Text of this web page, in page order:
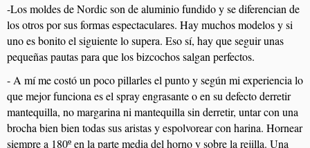
-Los moldes de Nordic son de aluminio fundido y se diferencian de
los otros por sus formas espectaculares. Hay muchos modelos y si
uno es bonito el siguiente lo supera. Eso sí, hay que seguir unas
pequeñas pautas para que los bizcochos salgan perfectos.
- A mí me costó un poco pillarles el punto y según mi experiencia lo
que mejor funciona es el spray engrasante o en su defecto derretir
mantequilla, no margarina ni mantequilla sin derretir, untar con una
brocha bien bien todas sus aristas y espolvorear con harina. Hornear
siempre a 180º en la parte media del horno y sobre la rejilla. Una